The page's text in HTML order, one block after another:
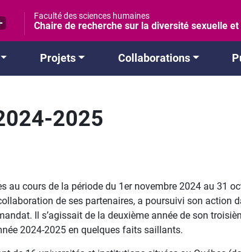
Faculté des sciences humaines
Chaire de recherche sur la diversité sexuelle
Projets Collaborations
2025
au cours de la période du 1er novembre 2024 au 31
de ses partenaires, a poursuivi son action
Il s’agissait de la deuxième année de son
2024-2025 en quelques faits saillants.